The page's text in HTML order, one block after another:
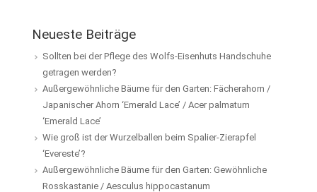
Neueste Beiträge
Sollten bei der Pflege des Wolfs-Eisenhuts Handschuhe
getragen werden?
Außergewöhnliche Bäume für den Garten: Fächerahorn /
Japanischer Ahorn ‘Emerald Lace’ / Acer palmatum
‘Emerald Lace’
Wie groß ist der Wurzelballen beim Spalier-Zierapfel
‘Evereste’?
Außergewöhnliche Bäume für den Garten: Gewöhnliche
Rosskastanie / Aesculus hippocastanum